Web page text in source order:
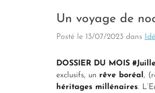
Un voyage de
Posté le 13/07/2023 dans
DOSSIER DU MOIS
exclusifs, un rêve boréal ,
héritages millénaires.